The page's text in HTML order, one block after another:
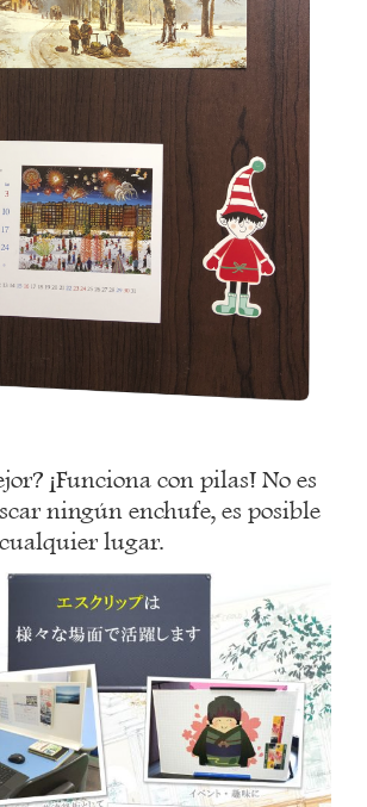
¡Funciona con pilas! No es
ningún enchufe, es posible
lugar.